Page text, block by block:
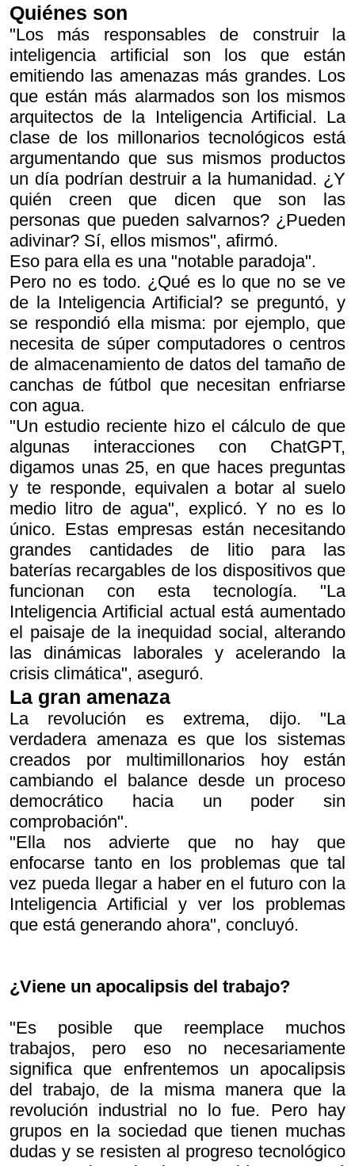
Quiénes son
"Los más responsables de construir la
inteligencia artificial son los que están
emitiendo las amenazas más grandes. Los
que están más alarmados son los mismos
arquitectos de la Inteligencia Artificial. La
clase de los millonarios tecnológicos está
argumentando que sus mismos productos
un día podrían destruir a la humanidad. ¿Y
quién creen que dicen que son las
personas que pueden salvarnos? ¿Pueden
adivinar? Sí, ellos mismos", afirmó.
Eso para ella es una "notable paradoja".
Pero no es todo. ¿Qué es lo que no se ve
de la Inteligencia Artificial? se preguntó, y
se respondió ella misma: por ejemplo, que
necesita de súper computadores o centros
de almacenamiento de datos del tamaño de
canchas de fútbol que necesitan enfriarse
con agua.
"Un estudio reciente hizo el cálculo de que
algunas interacciones con ChatGPT,
digamos unas 25, en que haces preguntas
y te responde, equivalen a botar al suelo
medio litro de agua", explicó. Y no es lo
único. Estas empresas están necesitando
grandes cantidades de litio para las
baterías recargables de los dispositivos que
funcionan con esta tecnología. "La
Inteligencia Artificial actual está aumentado
el paisaje de la inequidad social, alterando
las dinámicas laborales y acelerando la
crisis climática", aseguró.
La gran amenaza
La revolución es extrema, dijo. "La
verdadera amenaza es que los sistemas
creados por multimillonarios hoy están
cambiando el balance desde un proceso
democrático hacia un poder sin
comprobación".
"Ella nos advierte que no hay que
enfocarse tanto en los problemas que tal
vez pueda llegar a haber en el futuro con la
Inteligencia Artificial y ver los problemas
que está generando ahora", concluyó.
¿Viene un apocalipsis del trabajo?
"Es posible que reemplace muchos
trabajos, pero eso no necesariamente
significa que enfrentemos un apocalipsis
del trabajo, de la misma manera que la
revolución industrial no lo fue. Pero hay
grupos en la sociedad que tienen muchas
dudas y se resisten al progreso tecnológico